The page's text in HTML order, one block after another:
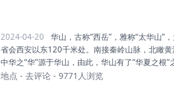
关、雁门关...
2024-04-20
省会西安以东120千米处。南接秦岭山脉，北瞰黄
中华之“华”源于华山，由此，华山有了“华夏之根
“第四洞天”，也是中国民间广泛崇奉的神祇，即
地点 - 去评论 - 9771人浏览